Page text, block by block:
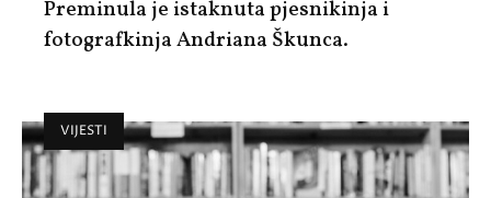
Preminula je istaknuta pjesnikinja i
fotografkinjaAndriana Škunca.
VIJESTI